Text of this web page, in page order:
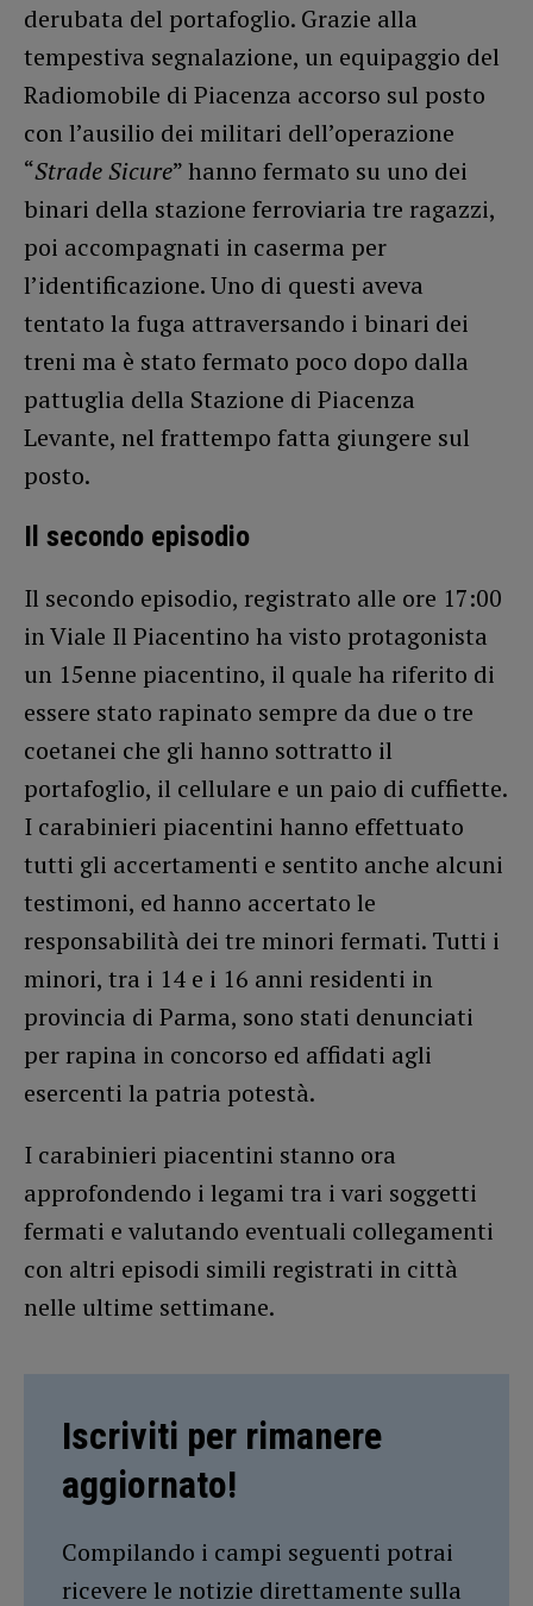
derubata del portafoglio. Grazie alla
tempestiva segnalazione, un equipaggio del
Radiomobile di Piacenza accorso sul posto
con l’ausilio dei militari dell’operazione
“Strade Sicure” hanno fermato su uno dei
binari della stazione ferroviaria tre ragazzi,
poi accompagnati in caserma per
l’identificazione. Uno di questi aveva
tentato la fuga attraversando i binari dei
treni ma è stato fermato poco dopo dalla
pattuglia della Stazione di Piacenza
Levante, nel frattempo fatta giungere sul
posto.
Il secondo episodio
Il secondo episodio, registrato alle ore 17:00
in Viale Il Piacentino ha visto protagonista
un 15enne piacentino, il quale ha riferito di
essere stato rapinato sempre da due o tre
coetanei che gli hanno sottratto il
portafoglio, il cellulare e un paio di cuffiette.
I carabinieri piacentini hanno effettuato
tutti gli accertamenti e sentito anche alcuni
testimoni, ed hanno accertato le
responsabilità dei tre minori fermati. Tutti i
minori, tra i 14 e i 16 anni residenti in
provincia di Parma, sono stati denunciati
per rapina in concorso ed affidati agli
esercenti la patria potestà.
I carabinieri piacentini stanno ora
approfondendo i legami tra i vari soggetti
fermati e valutando eventuali collegamenti
con altri episodi simili registrati in città
nelle ultime settimane.
Iscriviti per rimanere
aggiornato!
Compilando i campi seguenti potrai
ricevere le notizie direttamente sulla